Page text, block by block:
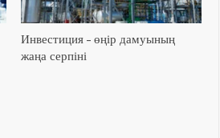
Инвестиция – өңір дамуының
жаңа серпіні